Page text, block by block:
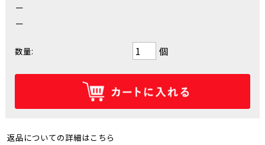
－
－
数量: 個
返品についての詳細はこちら